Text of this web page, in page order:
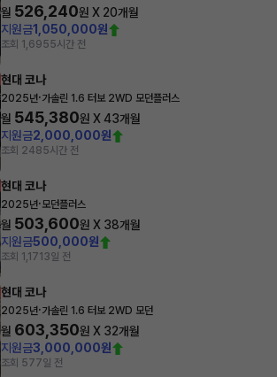
월 526,240원 X 20개월
지원금1,050,000원
조회 1,6955시간 전
현대 코나
2025년·가솔린 1.6 터보 2WD 모던플러스
월 545,380원 X43개월
지원금2,000,000원
조회 2485시간 전
현대 코나
2025년·모던플러스
월 503,600원 X 38개월
지원금500,000원
조회 1,171 3일 전
현대 코나
2025년·가솔린 1.6 터보 2WD 모던
월 603,350원 X 32개월
지원금3,000,000원
조회 577일 전